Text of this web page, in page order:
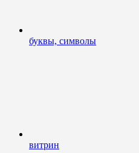
буквы, символы
витрин